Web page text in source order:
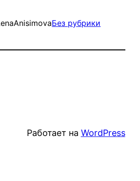
Без рубрики
Работает на WordPress